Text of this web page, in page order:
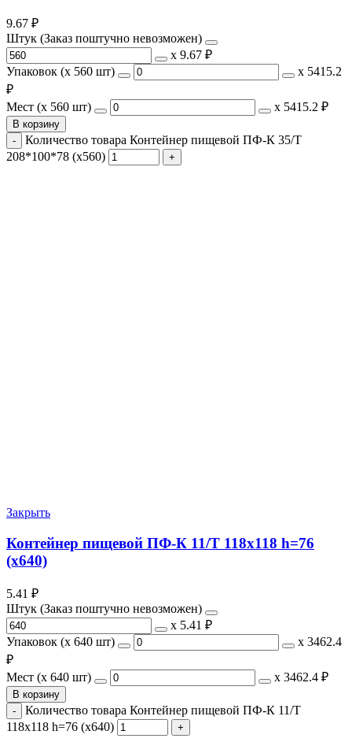
9.67 ₽
Штук (Заказ поштучно невозможен)
х 9.67 ₽
Упаковок (x 560 шт)
х 5415.2
₽
Мест (x 560 шт)
х 5415.2 ₽
В корзину
Количество товара Контейнер пищевой ПФ-К 35/Т
208*100*78 (х560)
Закрыть
Контейнер пищевой ПФ-К 11/Т 118х118 h=76
(х640)
5.41 ₽
Штук (Заказ поштучно невозможен)
х 5.41 ₽
Упаковок (x 640 шт)
х 3462.4
₽
Мест (x 640 шт)
х 3462.4 ₽
В корзину
Количество товара Контейнер пищевой ПФ-К 11/Т
118х118 h=76 (х640)